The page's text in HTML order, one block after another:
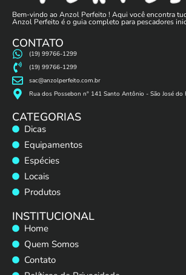
Bem-vindo ao Anzol Perfeito ! Aqui você encontra
Anzol Perfeito é o guia completo para pescadores
CONTATO
(19) 99766-1299
(19) 99766-1299
sac@anzolperfeito.com.br
Rua dos Possebon n° 141 Santo Antônio - São José do
CATEGORIAS
Dicas
Equipamentos
Espécies
Locais
Produtos
INSTITUCIONAL
Home
Quem Somos
Contato